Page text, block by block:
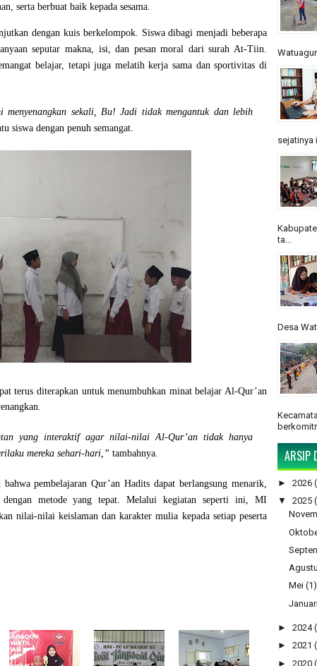
serta berbuat baik kepada sesama.
dengan kuis berkelompok. Siswa dibagi menjadi beberapa
seputar makna, isi, dan pesan moral dari surah At-Tiin.
belajar, tetapi juga melatih kerja sama dan sportivitas di
menyenangkan sekali, Bu! Jadi tidak mengantuk dan lebih
siswa dengan penuh semangat.
terus diterapkan untuk menumbuhkan minat belajar Al-Qur’an
yang interaktif agar nilai-nilai Al-Qur’an tidak hanya
mereka sehari-hari,” tambahnya.
bahwapembelajaran Qur’an Hadits dapat berlangsung menarik,
metode yang tepat. Melalui kegiatan seperti ini, MI
nilai-nilai keislaman dan karakter mulia kepada setiap peserta
sejatinya
ta...
Desa
ARSIP
► 2026
▼
2025
Mei (1)
► 2024
► 2021
► 2020